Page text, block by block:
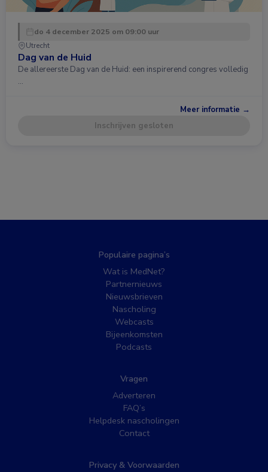
do 4 december 2025 om 09:00 uur
Utrecht
Dag van de Huid
De allereerste Dag van de Huid: een inspirerend congres volledig
…
Meer informatie →
Inschrijven gesloten
Populaire pagina’s
Wat is MedNet?
Partnernieuws
Nieuwsbrieven
Nascholing
Webcasts
Bijeenkomsten
Podcasts
Vragen
Adverteren
FAQ’s
Helpdesk nascholingen
Contact
Privacy & Voorwaarden